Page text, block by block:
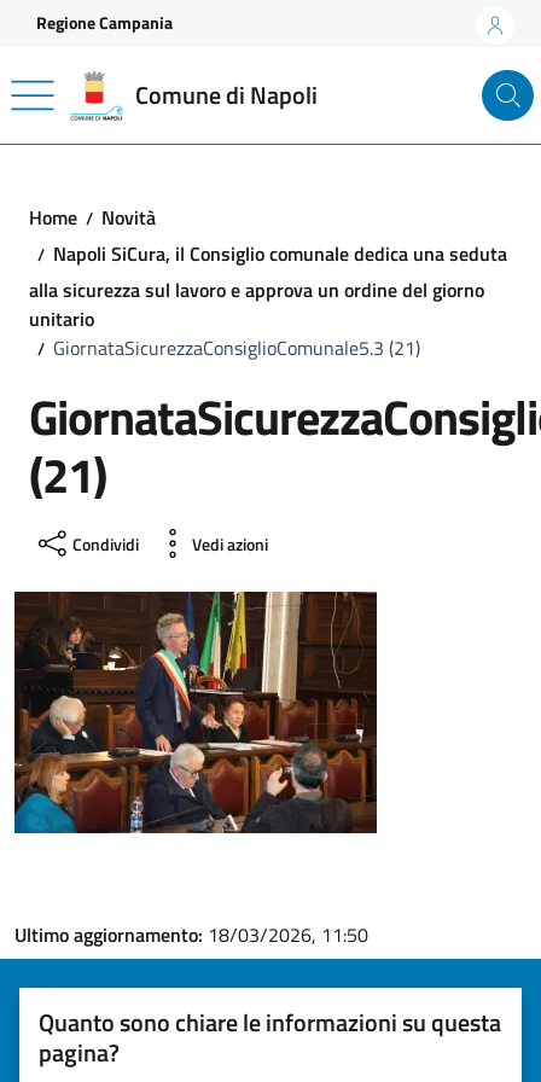
Vai ai contenuti
Vai al footer
Regione Campania
Comune di Napoli
Home
Novità
Napoli SiCura, il Consiglio comunale dedica una seduta
alla sicurezza sul lavoro e approva un ordine del giorno
unitario
GiornataSicurezzaConsiglioComunale5.3 (21)
(21)
Condividi Vedi azioni
Ultimo aggiornamento: 18/03/2026, 11:50
Quanto sono chiare le informazioni su questa
pagina?